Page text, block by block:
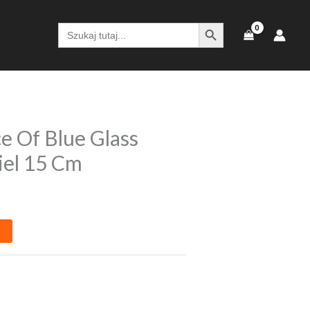
Search
for:
SEARCH BUTTON
Of Blue Glass
15 Cm